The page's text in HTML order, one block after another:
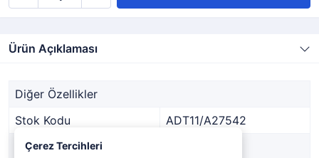
Ürün Açıklaması
Diğer Özellikler
Stok Kodu
ADT11/A27542
Marka
Çerez Tercihleri